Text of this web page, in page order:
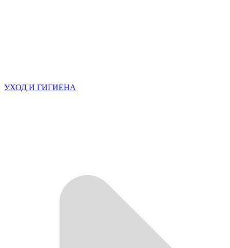
УХОД И ГИГИЕНА